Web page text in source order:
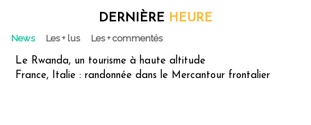
DERNIÈRE HEURE
News Les + lus Les + commentés
Le Rwanda, un tourisme à haute altitude
France, Italie : randonnée dans le Mercantour frontalier